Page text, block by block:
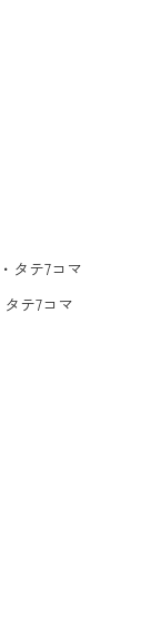
・ タテ7コマ
タテ7コマ